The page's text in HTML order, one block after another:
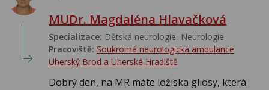
MUDr. Magdaléna Hlavačková
Specializace: Dětská neurologie, Neurologie
Pracoviště: Soukromá neurologická ambulance
Uherský Brod a Uherské Hradiště
Dobrý den, na MR máte ložiska gliosy, která